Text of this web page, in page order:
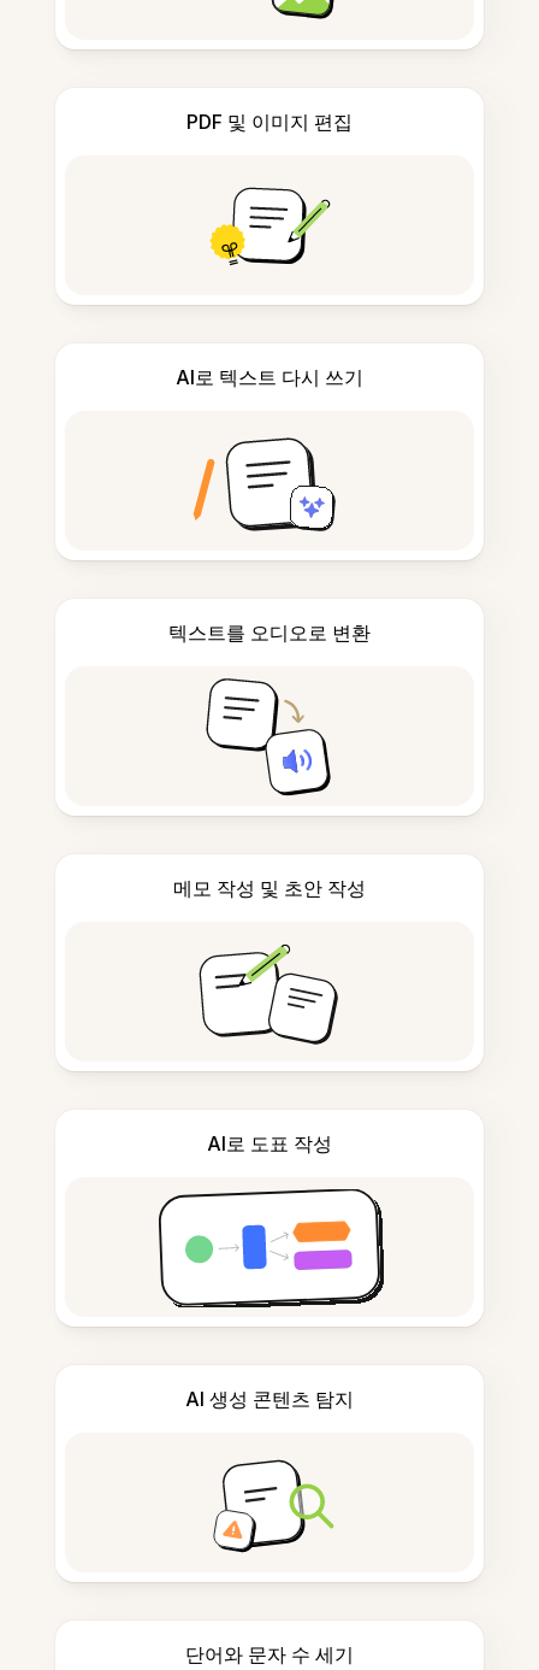
PDF 및 이미지 편집
AI로 텍스트 다시 쓰기
텍스트를 오디오로 변환
메모 작성 및 초안 작성
AI로 도표 작성
AI 생성 콘텐츠 탐지
단어와 문자 수 세기